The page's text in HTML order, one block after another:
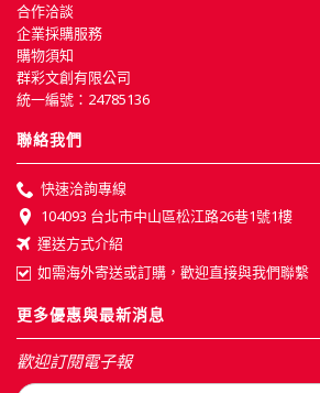
合作洽談
企業採購服務
購物須知
群彩文創有限公司
統一編號：24785136
聯絡我們
快速洽詢專線
104093 台北市中山區松江路26巷1號1樓
運送方式介紹
如需海外寄送或訂購，歡迎直接與我們聯繫
更多優惠與最新消息
歡迎訂閱電子報